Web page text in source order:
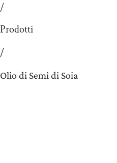
/
Prodotti
/
Olio di Semi di Soia